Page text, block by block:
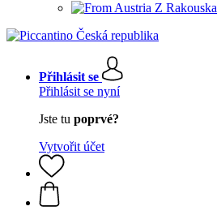
Z Rakouska
Přihlásit se
Přihlásit se nyní
Jste tu poprvé?
Vytvořit účet